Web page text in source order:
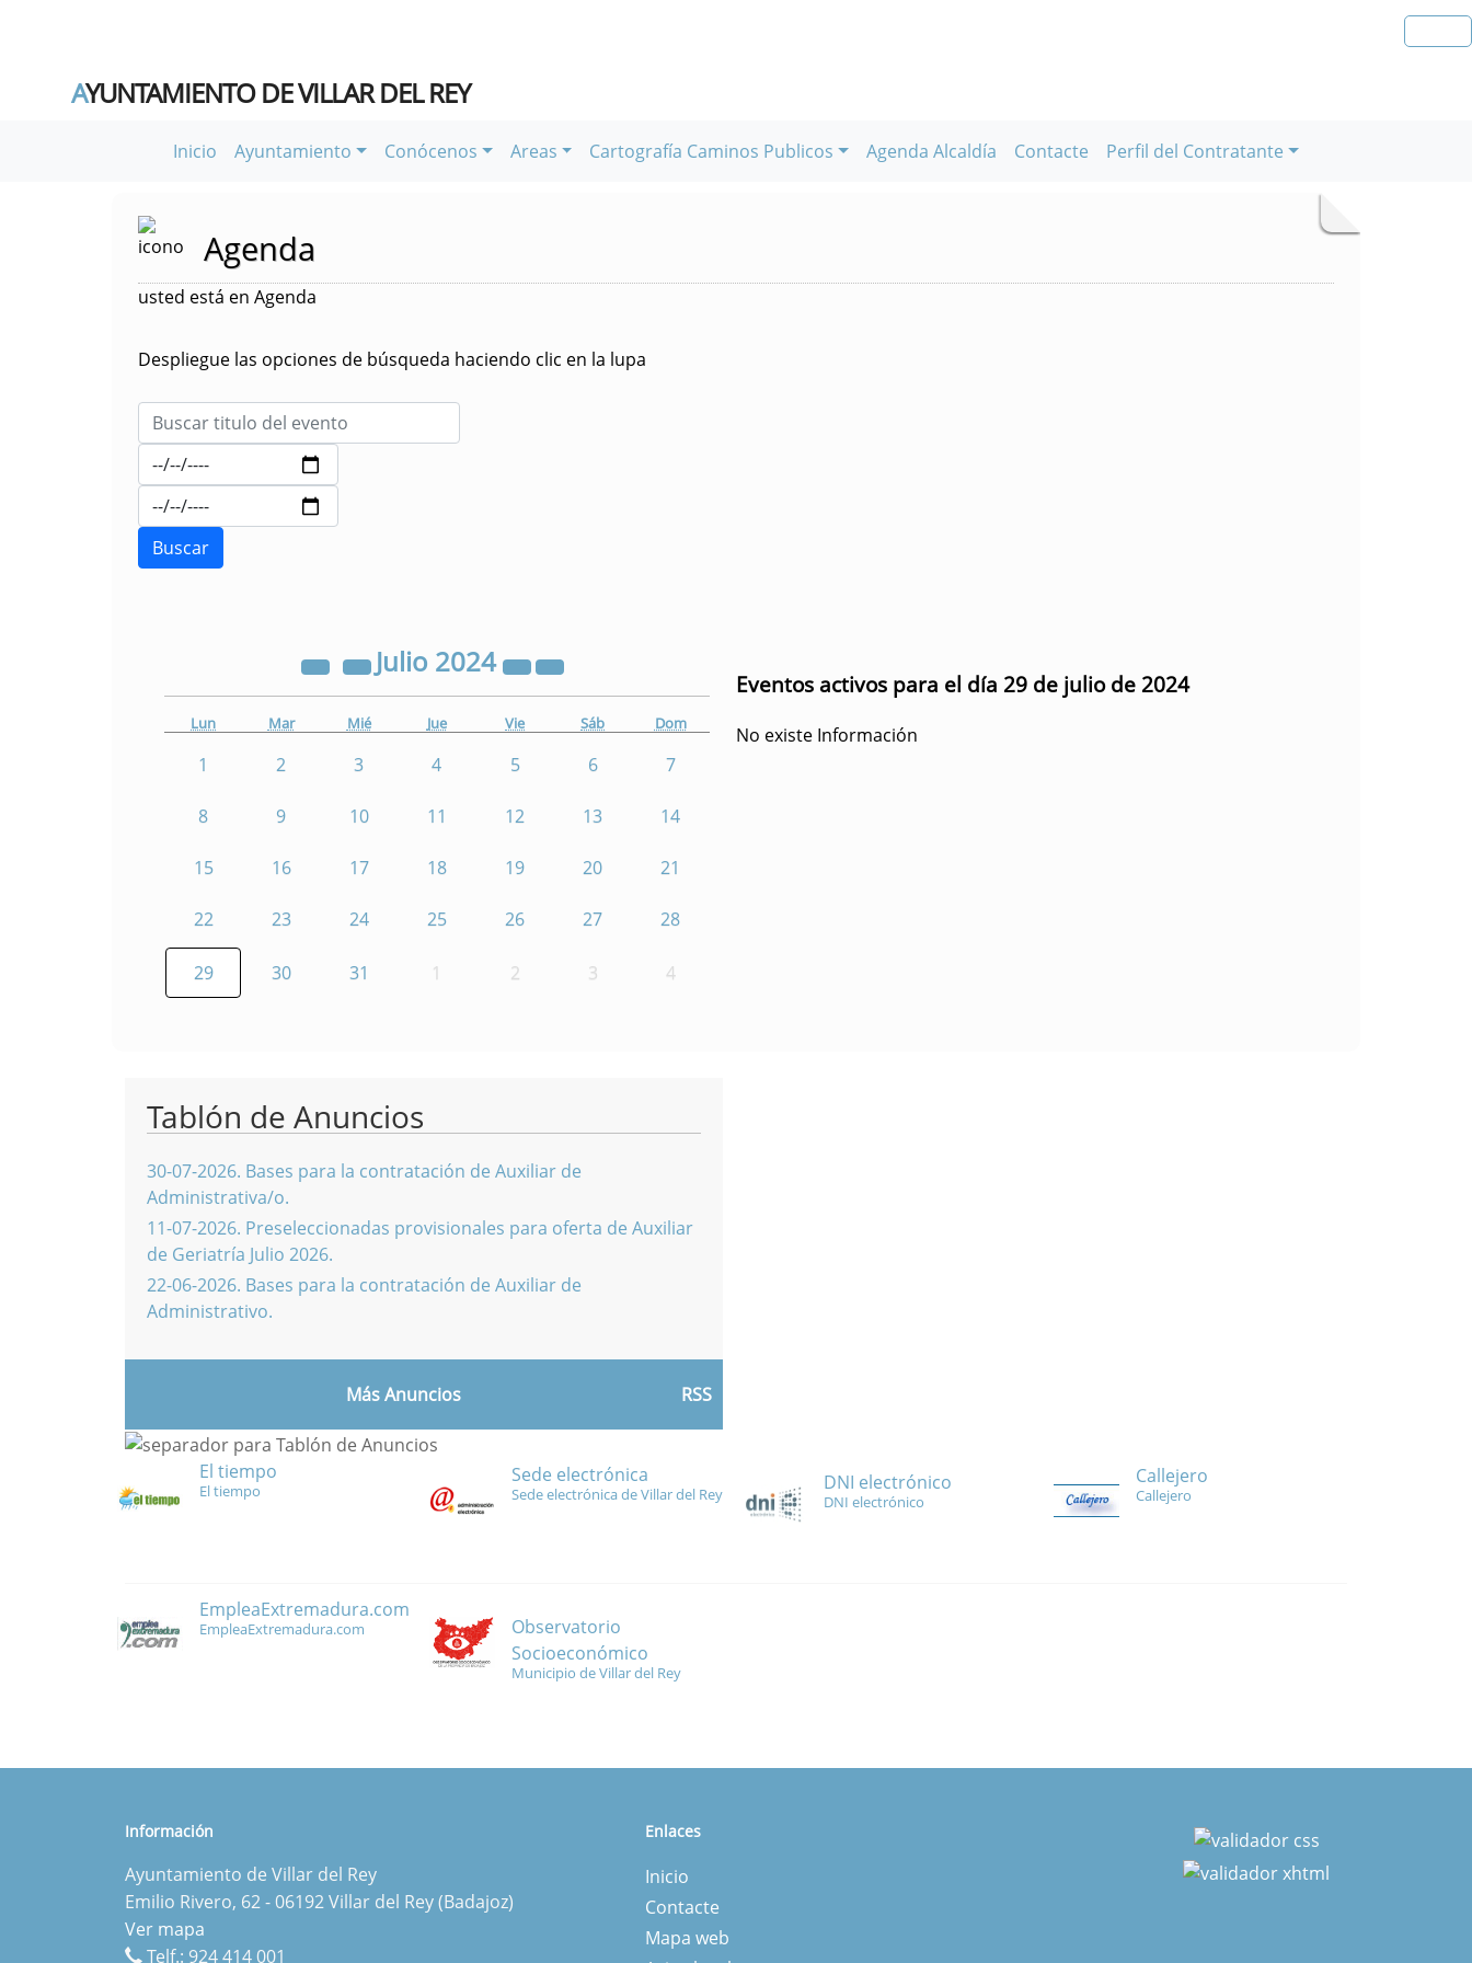
AYUNTAMIENTO DE VILLAR DEL REY
Inicio Ayuntamiento Conócenos Areas Cartografía Caminos Publicos Agenda Alcaldía Contacte Perfil del Contratante
Agenda
usted está en Agenda
Despliegue las opciones de búsqueda haciendo clic en la lupa
Julio 2024
Lun Mar Mié Jue Vie Sáb Dom
1 2 3 4 5 6 7
8 9 10 11 12 13 14
15 16 17 18 19 20 21
22 23 24 25 26 27 28
29 30 31 1 2 3 4
Eventos activos para el día 29 de julio de 2024
No existe Información
Tablón de Anuncios
30-07-2026. Bases para la contratación de Auxiliar de
Administrativa/o.
11-07-2026. Preseleccionadas provisionales para oferta de Auxiliar
de Geriatría Julio 2026.
22-06-2026. Bases para la contratación de Auxiliar de
Administrativo.
Más Anuncios RSS
El tiempo
El tiempo
Sede electrónica
Sede electrónica de Villar del Rey DNI electrónico
DNI electrónico
Callejero
Callejero
EmpleaExtremadura.com
EmpleaExtremadura.com
Observatorio
Socioeconómico
Municipio de Villar del Rey
Información
Ayuntamiento de Villar del Rey
Emilio Rivero, 62 - 06192 Villar del Rey (Badajoz)
Ver mapa
Telf.: 924 414 001
Enlaces
Inicio
Contacte
Mapa web